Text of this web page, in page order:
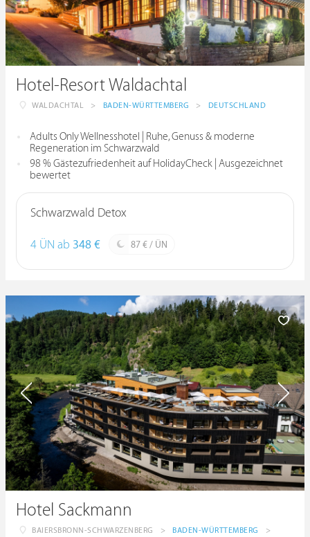
Hotel-Resort Waldachtal
WALDACHTAL > BADEN-WÜRTTEMBERG > DEUTSCHLAND
Adults Only Wellnesshotel | Ruhe, Genuss & moderne
Regeneration im Schwarzwald
98 % Gästezufriedenheit auf HolidayCheck | Ausgezeichnet
bewertet
Schwarzwald Detox
4 ÜN ab 348 € 87 € / ÜN
Hotel Sackmann
BAIERSBRONN-SCHWARZENBERG > BADEN-WÜRTTEMBERG
>